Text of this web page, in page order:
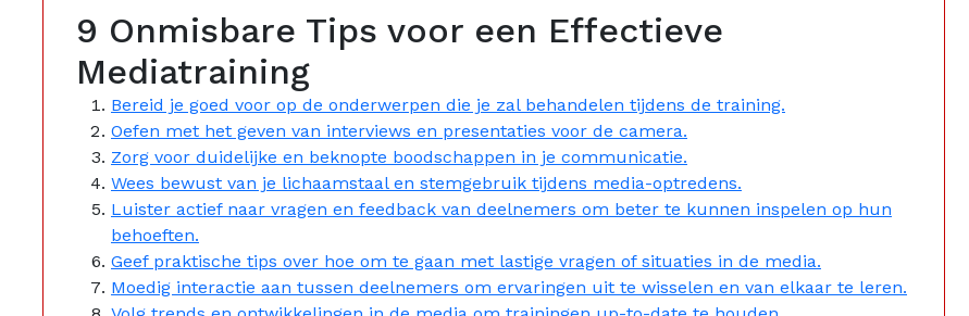
9 Onmisbare Tips voor een Effectieve
Mediatraining
Bereid je goed voor op de onderwerpen die je zal behandelen tijdens de training.
Oefen met het geven van interviews en presentaties voor de camera.
Zorg voor duidelijke en beknopte boodschappen in je communicatie.
Wees bewust van je lichaamstaal en stemgebruik tijdens media-optredens.
Luister actief naar vragen en feedback van deelnemers om beter te kunnen inspelen op hun
behoeften.
Geef praktische tips over hoe om te gaan met lastige vragen of situaties in de media.
Moedig interactie aan tussen deelnemers om ervaringen uit te wisselen en van elkaar te leren.